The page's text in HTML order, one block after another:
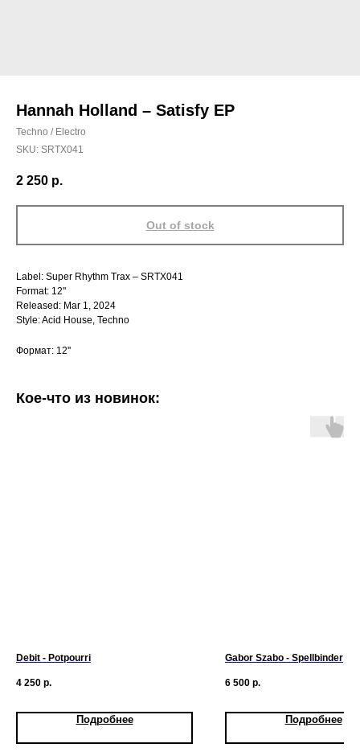
Hannah Holland – Satisfy EP
Techno / Electro
SKU: SRTX041
2 250 р.
Out of stock
Label: Super Rhythm Trax – SRTX041
Format: 12"
Released: Mar 1, 2024
Style: Acid House, Techno
Формат: 12''
Кое-что из новинок:
Debit - Potpourri
4 250 р.
Подробнее
Gabor Szabo - Spellbinder
6 500 р.
Подробнее